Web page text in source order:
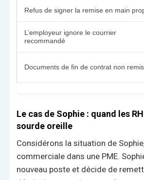
Refus de signer la remise en main
L’employeur ignore le courrier
recommandé
Documents de fin de contrat non remis
Le cas de Sophie : quand les
sourde oreille
Considérons la situation de
commerciale dans une PME.
nouveau poste et décide de